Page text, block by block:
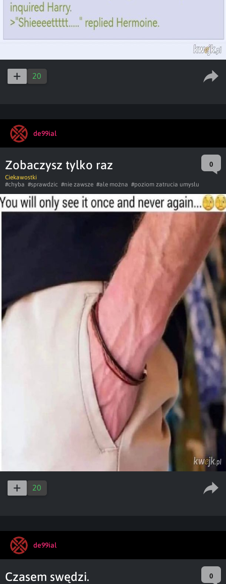
20
de99ial
Zobaczysz tylko raz 0
Ciekawostki
#chyba #sprawdzic #nie zawsze #ale można #poziom zatrucia umysłu
20
de99ial
Czasem swędzi. 0